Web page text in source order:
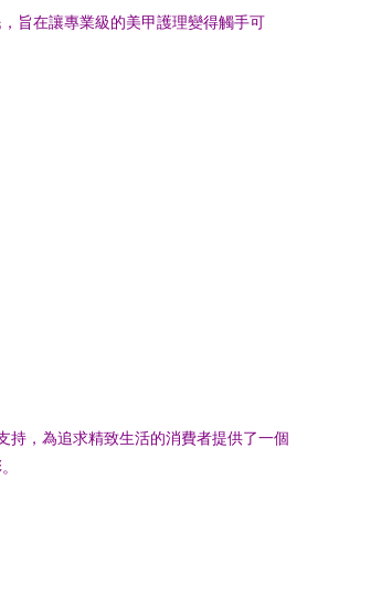
，旨在讓專業級的美甲護理變得觸手可
持，為追求精致生活的消費者提供了一個